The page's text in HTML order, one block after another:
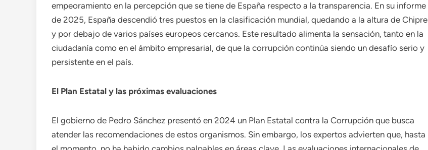
empeoramiento en la percepción que se tiene de España respecto a la transparencia. En su informe
de 2025, España descendió tres puestos en la clasificación mundial, quedando a la altura de Chipre
y por debajo de varios países europeos cercanos. Este resultado alimenta la sensación, tanto en la
ciudadanía como en el ámbito empresarial, de que la corrupción continúa siendo un desafío serio y
persistente en el país.
El Plan Estatal y las próximas evaluaciones
El gobierno de Pedro Sánchez presentó en 2024 un Plan Estatal contra la Corrupción que busca
atender las recomendaciones de estos organismos. Sin embargo, los expertos advierten que, hasta